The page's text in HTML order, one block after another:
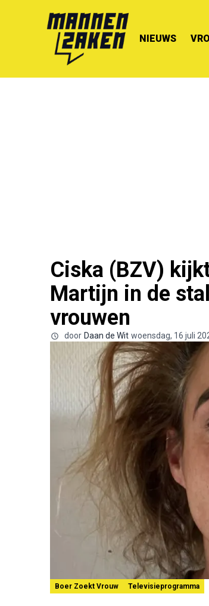
NIEUWS
Ciska (BZV)
Martijn in de
vrouwen
door Daan de Wit woensdag, 16 juli
Boer Zoekt Vrouw Televisieprogramma